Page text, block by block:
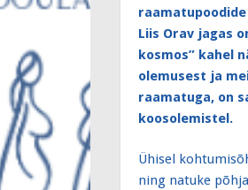
Liis Orav jagas
kosmos” kahel
olemusest ja
raamatuga, on
koosolemistel.
Ühisel
ning natuke